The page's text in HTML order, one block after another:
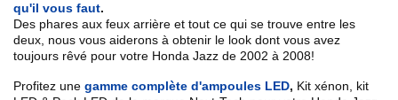
qu'il vous faut.
Des phares aux feux arrière et tout ce qui se trouve entre les
deux, nous vous aiderons à obtenir le look dont vous avez
toujours rêvé pour votre Honda Jazz de 2002 à 2008!
Profitez une gamme complète d'ampoules LED, Kit xénon, kit